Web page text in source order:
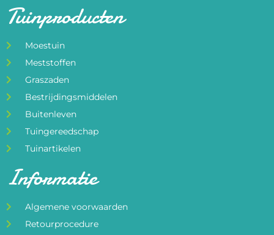
Tuinproducten
Moestuin
Meststoffen
Graszaden
Bestrijdingsmiddelen
Buitenleven
Tuingereedschap
Tuinartikelen
Informatie
Algemene voorwaarden
Retourprocedure